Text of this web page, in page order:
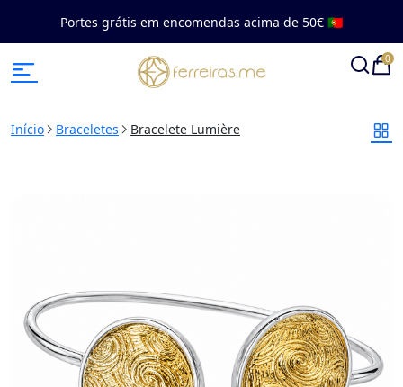
Portes grátis em encomendas acima de 50€ 🇵🇹
0
Início Braceletes Bracelete Lumière